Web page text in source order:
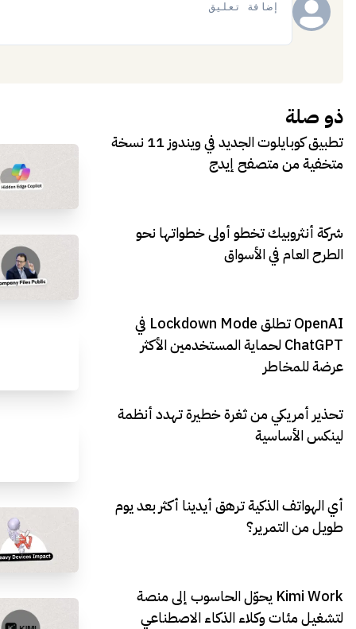
ذو صلة
تطبيق كوبايلوت الجديد في ويندوز 11 نسخة
متخفية من متصفح إيدج
شركة أنثروبيك تخطو أولى خطواتها نحو
الطرح العام في الأسواق
OpenAI تطلق Lockdown Mode في
ChatGPT لحماية المستخدمين الأكثر
عرضة للمخاطر
تحذير أمريكي من ثغرة خطيرة تهدد أنظمة
لينكس الأساسية
أي الهواتف الذكية ترهق أيدينا أكثر بعد يوم
طويل من التمرير؟
Kimi Work يحوّل الحاسوب إلى منصة
لتشغيل مئات وكلاء الذكاء الاصطناعي